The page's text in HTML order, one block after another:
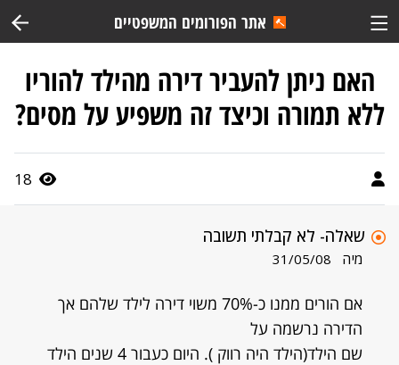
אתר הפורומים המשפטיים
האם ניתן להעביר דירה מהילד להוריו
ללא תמורה וכיצד זה משפיע על מסים?
18
שאלה- לא קבלתי תשובה
מיה 31/05/08
אם הורים ממנו כ-70% משוי דירה לילד שלהם אך
הדירה נרשמה על
שם הילד(הילד היה רווק ). היום כעבור 4 שנים הילד